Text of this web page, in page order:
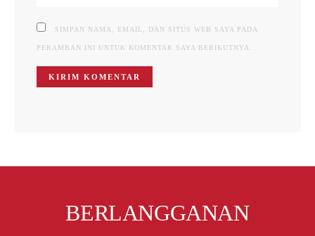
SIMPAN NAMA, EMAIL, DAN SITUS WEB SAYA PADA
PERAMBAN INI UNTUK KOMENTAR SAYA BERIKUTNYA.
BERLANGGANAN